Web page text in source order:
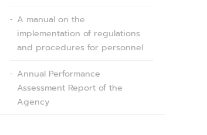
A manual on the
implementation of regulations
and procedures for personnel
Annual Performance
Assessment Report of the
Agency